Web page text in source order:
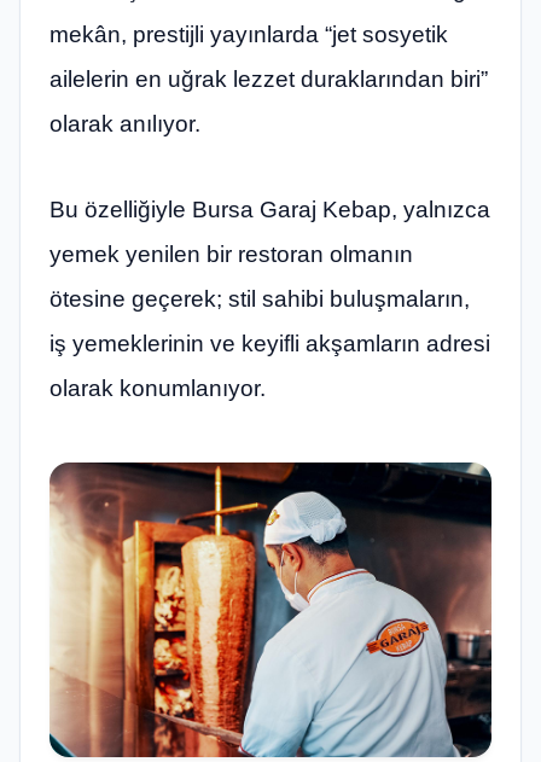
mekân, prestijli yayınlarda “jet sosyetik
ailelerin en uğrak lezzet duraklarından biri”
olarak anılıyor.
Bu özelliğiyle Bursa Garaj Kebap, yalnızca
yemek yenilen bir restoran olmanın
ötesine geçerek; stil sahibi buluşmaların,
iş yemeklerinin ve keyifli akşamların adresi
olarak konumlanıyor.